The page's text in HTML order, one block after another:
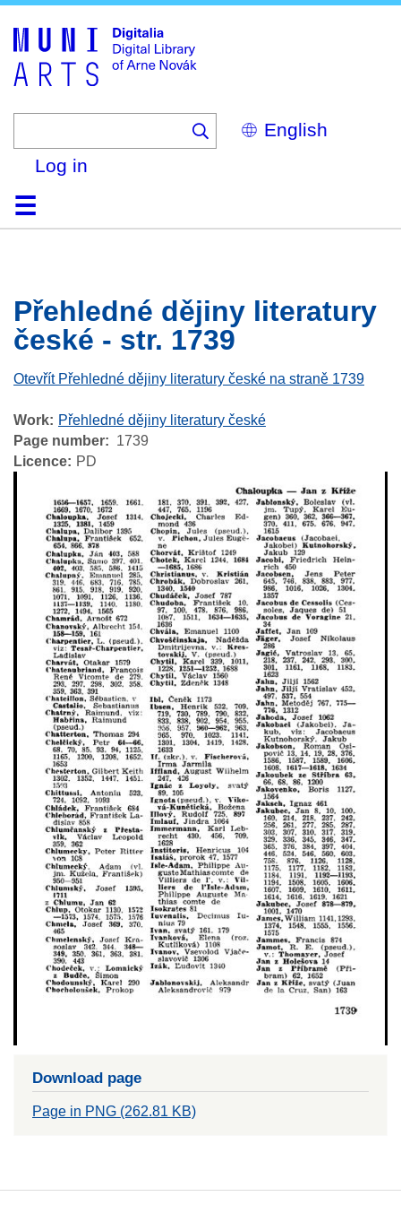
Select
your
Log in
HomeBrowse
Search
About
HelpContactDigitalia
Přehledné dějiny literatury
české - str. 1739
Otevřít Přehledné dějiny literatury české na straně 1739
Work
Přehledné dějiny literatury české
Page number
1739
Licence
PD
Download page
Page in PNG (262.81 KB)